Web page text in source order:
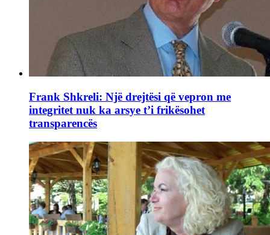
Frank Shkreli: Një drejtësi që vepron me
integritet nuk ka arsye t’i frikësohet
transparencës